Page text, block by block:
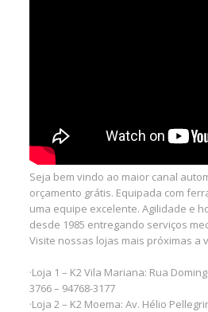
Seja bem vindo ao maior canal
orçamento grátis. Equipada com
uma equipe excelente. Agilidade e
desde 1985 entregando serviços
Visite nossas lojas mais próximas a
·Loja 1 – K2 Vila Mariana: Rua
3766 – 94768-3177
·Loja 2 – K2 Moema: Av. Hélio